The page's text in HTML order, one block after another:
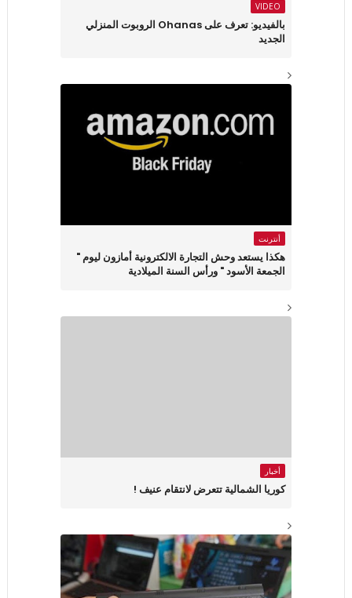
VIDEO
بالفيديو: تعرف على Ohanas الروبوت المنزلي
الجديد
أنترنت
هكذا يستعد وحش التجارة الالكترونية أمازون ليوم "
الجمعة الأسود " ورأس السنة الميلادية
أخبار
كوريا الشمالية تتعرض لانتقام عنيف !